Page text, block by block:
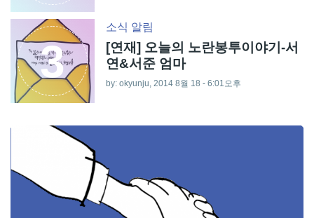
3
소식 알림
[연재] 오늘의 노란봉투이야기-서
연&서준 엄마
by: okyunju, 2014 8월 18 - 6:01오후